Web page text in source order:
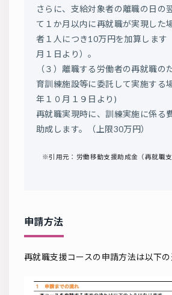
さらに、支給対象者の離職の日の
て１か月以内に再就職が実現した
者１人につき10万円を加算します
月１日より）。
（３）離職する労働者の再就職の
育訓練施設等に委託して実施する
年１０月１９日より)
再就職実現時に、訓練実施に係る
助成します。（上限30万円）
※引用元：労働移動支援助成金（再就職
申請方法
再就職支援コースの申請方法は以下の